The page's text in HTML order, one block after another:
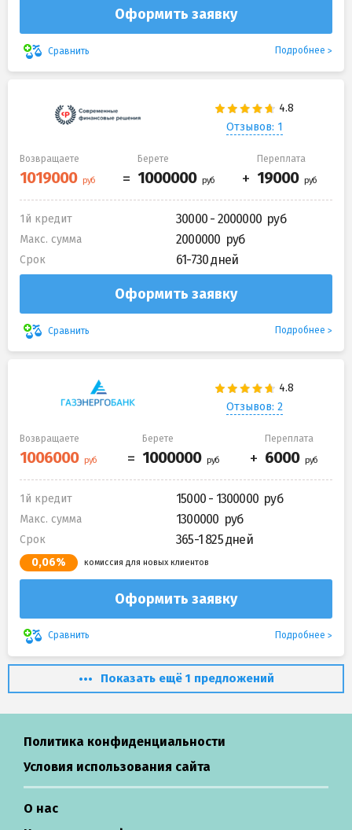
Оформить заявку
Сравнить Подробнее
Отзывов: 1
Возвращаете Берете Переплата
1й кредит 30000 - 2000000
Макс. сумма 2000000
Срок 61-730 дней
Оформить заявку
Сравнить Подробнее
Отзывов: 2
Возвращаете Берете Переплата
1й кредит 15000 - 1300000
Макс. сумма 1300000
Срок 365-1 825 дней
0,06% комиссия для новых клиентов
Оформить заявку
Сравнить Подробнее
Показать ещё 1 предложений
Политика конфиденциальности
Условия использования сайта
О нас